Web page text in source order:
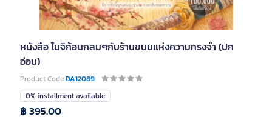
หนังสือ โมจิก้อนกลมๆกับร้านขนมแห่งความทรงจำ (ปก
อ่อน)
Product CodeDA12089
0% installment available
฿ 395.00